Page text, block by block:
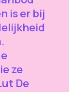
is er bij
ze
De